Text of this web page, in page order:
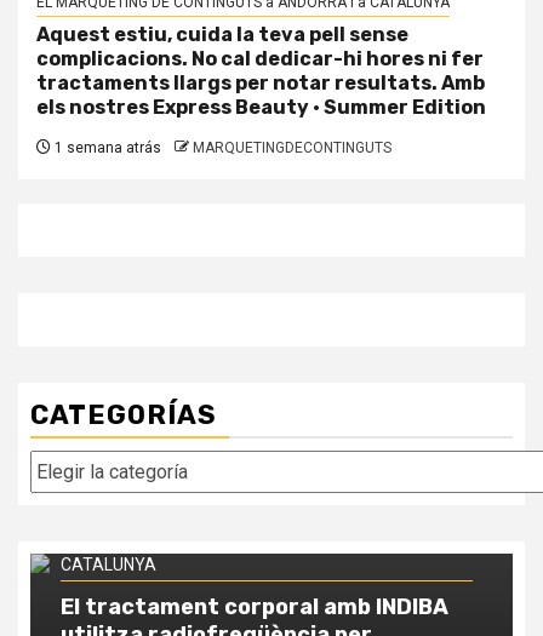
Aquest estiu, cuida la teva pell sense
complicacions. No cal dedicar-hi hores ni fer
tractaments llargs per notar resultats. Amb
els nostres Express Beauty · Summer Edition
1 semana atrás MARQUETINGDECONTINGUTS
CATEGORÍAS
Categorías
EL MÀRQUETING DE CONTINGUTS a ANDORRA i a